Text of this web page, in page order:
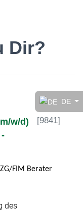
DE
Dir
Dir?
w/d)
[9841]
FIM Berater
des